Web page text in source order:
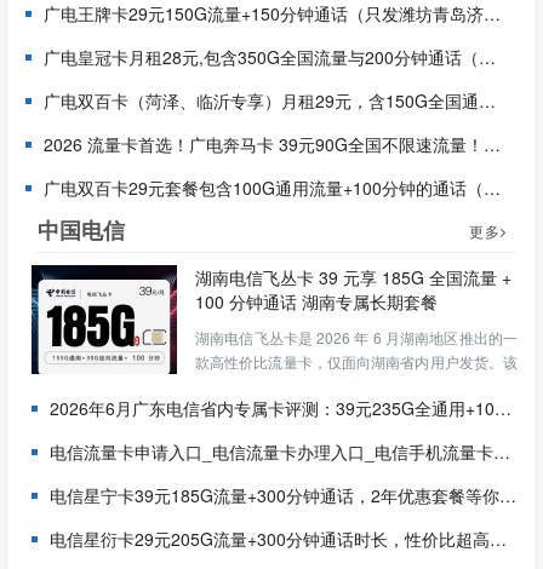
广电王牌卡29元150G流量+150分钟通话（只发潍坊青岛济南）
广电皇冠卡月租28元,包含350G全国流量与200分钟通话（只发潍坊青岛济南）
广电双百卡（菏泽、临沂专享）月租29元，含150G全国通用流量+150 分钟国内语音，首月免费
2026 流量卡首选！广电奔马卡 39元90G全国不限速流量！首月免费，全国可发，5 年长期优惠，冲！
广电双百卡29元套餐包含100G通用流量+100分钟的通话（发全国）
中国电信 更多
湖南电信飞丛卡 39 元享 185G 全国流量 +
100 分钟通话 湖南专属长期套餐
湖南电信飞丛卡是 2026 年 6 月湖南地区推出的一
款高性价比流量卡，仅面向湖南省内用户发货。该
流量 + 100 分钟全国通话，并且是长期有效套餐，
2026年6月广东电信省内专属卡评测：39元235G全通用+100 分钟，首月免费的两年神卡
电信流量卡申请入口_电信流量卡办理入口_电信手机流量卡网上申请办理
电信星宁卡39元185G流量+300分钟通话，2年优惠套餐等你来领！（只发浙江）
电信星衍卡29元205G流量+300分钟通话时长，性价比超高哦！（只发浙江）